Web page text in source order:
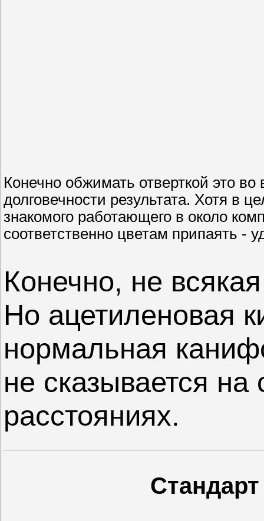
Конечно обжимать отверткой это
долговечности результата. Хотя в
знакомого работающего в около
соответственно цветам припаять -
Конечно, не
Но ацетиленовая
нормальная
не сказывается
расстояниях.